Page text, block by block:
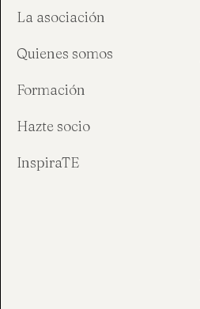
La asociación
Quienes somos
Formación
Hazte socio
InspiraTE